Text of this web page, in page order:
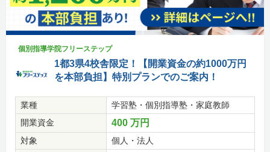
個別指導学院フリーステップ
1都3県4校舎限定！【開業資金の約1000万円
を本部負担】特別プランでのご案内！
業種
学習塾・個別指導塾・家庭教師
開業資金
400 万円
対象
個人・法人